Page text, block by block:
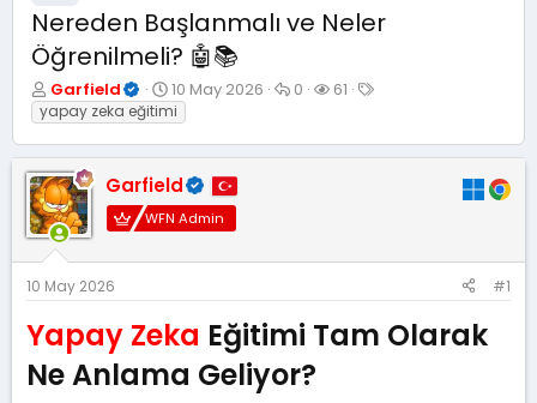
Nereden Başlanmalı ve Neler
Öğrenilmeli? 🤖📚
K
o
n
u
y
u
B
a
ş
l
a
t
a
n
Garfield
B
a
ş
l
a
n
g
ı
ç
a
r
i
h
i
10 May 2026
C
a
0
G
ü
e
e
61
E
k
r
yapay zeka eğitimi
Garfield
WFN Admin
10 May 2026 #1
Yapay Zeka Eğitimi Tam Olarak
Ne Anlama Geliyor?​